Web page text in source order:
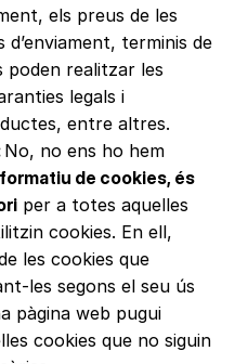
els preus de les
terminis de
poden realitzar les
legals i
entre altres.
No, no ens ho hem
de cookies, és
per a totes aquelles
cookies. En ell,
les cookies que
les segons el seu ús
pàgina web pugui
cookies que no siguin